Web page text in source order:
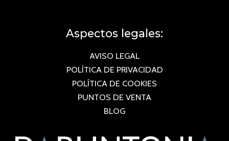
Aspectos legales:
AVISO LEGAL
POLÍTICA DE PRIVACIDAD
POLÍTICA DE COOKIES
PUNTOS DE VENTA
BLOG